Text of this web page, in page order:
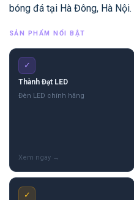
bóng đá tại Hà Đông, Hà
SẢN PHẨM NỔI BẬT
✓
Thành Đạt LED
Đèn LED chính hãng
✓